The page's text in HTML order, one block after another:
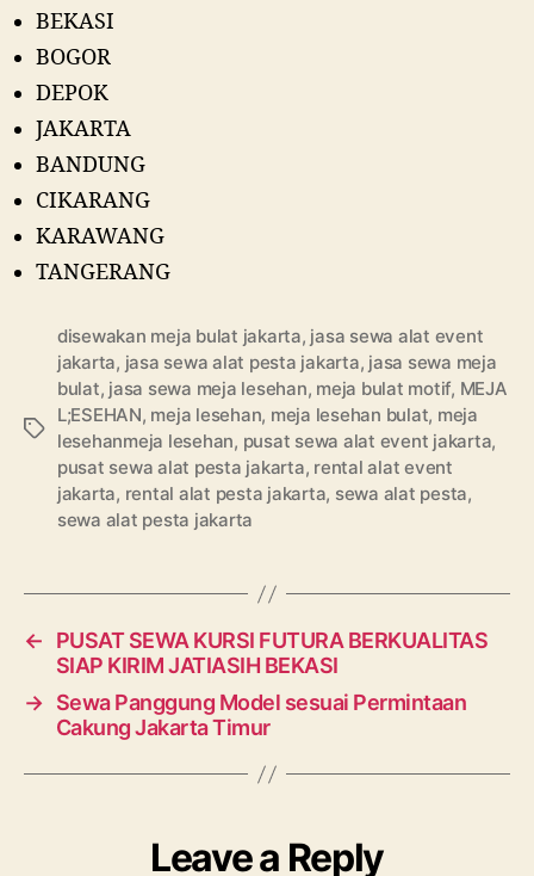
BEKASI
BOGOR
DEPOK
JAKARTA
BANDUNG
CIKARANG
KARAWANG
TANGERANG
Tags
disewakan meja bulat jakarta, jasa sewa alat event
jakarta, jasa sewa alat pesta jakarta, jasa sewa meja
bulat, jasa sewa meja lesehan, meja bulat motif, MEJA
L;ESEHAN, meja lesehan, meja lesehan bulat, meja
lesehanmeja lesehan, pusat sewa alat event jakarta,
pusat sewa alat pesta jakarta, rental alat event
jakarta, rental alat pesta jakarta, sewa alat pesta,
sewa alat pesta jakarta
←
PUSAT SEWA KURSI FUTURA BERKUALITAS
SIAP KIRIM JATIASIH BEKASI
→ Sewa Panggung Model sesuai Permintaan
Cakung Jakarta Timur
Leave a Reply